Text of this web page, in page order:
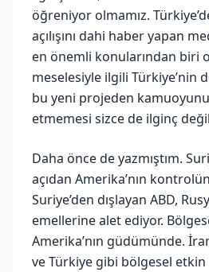
öğreniyor olmamız.
açılışını dahi haber yapan
en önemli konularından biri
meselesiyle ilgili Türkiye’nin
bu yeni projeden
etmemesi sizce de ilginç
Daha önce de yazmıştım.
açıdan Amerika’nın
Suriye’den dışlayan ABD,
emellerine alet ediyor.
Amerika’nın güdümünde.
ve Türkiye gibi bölgesel